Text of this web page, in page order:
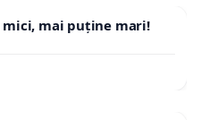
mai puține mari!